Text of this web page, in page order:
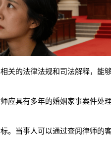
关的法律法规和司法解释，能
应具有多年的婚姻家事案件处
。当事人可以通过查阅律师的